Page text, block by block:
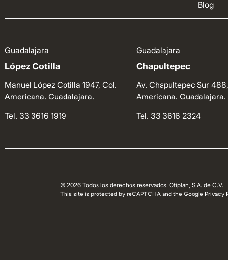
Blog
Guadalajara
López Cotilla
Manuel López Cotilla 1947, Col.
Americana. Guadalajara.
Tel. 33 3616 1919
Guadalajara
Chapultepec
Av. Chapultepec Sur
Americana. Guadalajara.
Tel. 33 3616 2324
© 2026 Todos los derechos reservados. Ofiplan, S.A. de C.V.
This site is protected by reCAPTCHA and the Google Privacy